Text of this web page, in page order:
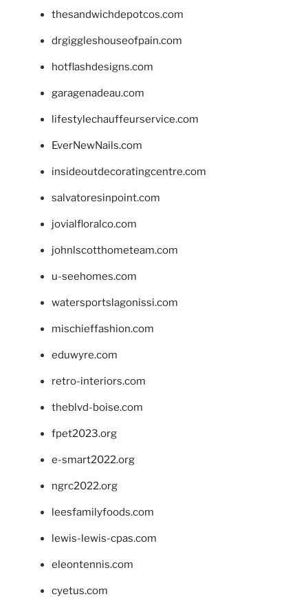
thesandwichdepotcos.com
drgiggleshouseofpain.com
hotflashdesigns.com
garagenadeau.com
lifestylechauffeurservice.com
EverNewNails.com
insideoutdecoratingcentre.com
salvatoresinpoint.com
jovialfloralco.com
johnlscotthometeam.com
u-seehomes.com
watersportslagonissi.com
mischieffashion.com
eduwyre.com
retro-interiors.com
theblvd-boise.com
fpet2023.org
e-smart2022.org
ngrc2022.org
leesfamilyfoods.com
lewis-lewis-cpas.com
eleontennis.com
cyetus.com